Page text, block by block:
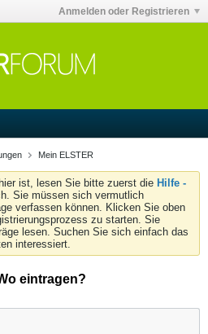
Anmelden oder Registrieren
Mein ELSTER
ist, lesen Sie bitte zuerst die Hilfe -
Sie müssen sich vermutlich
verfassen können. Klicken Sie oben
zu starten. Sie
lesen. Suchen Sie sich einfach das
interessiert.
eintragen?